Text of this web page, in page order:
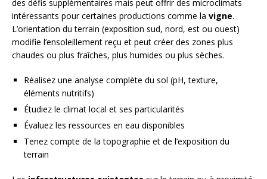
des défis supplémentaires mais peut offrir des microclimats
intéressants pour certaines productions comme la vigne.
L’orientation du terrain (exposition sud, nord, est ou ouest)
modifie l’ensoleillement reçu et peut créer des zones plus
chaudes ou plus fraîches, plus humides ou plus sèches.
Réalisez une analyse complète du sol (pH, texture,
éléments nutritifs)
Étudiez le climat local et ses particularités
Évaluez les ressources en eau disponibles
Tenez compte de la topographie et de l’exposition du
terrain